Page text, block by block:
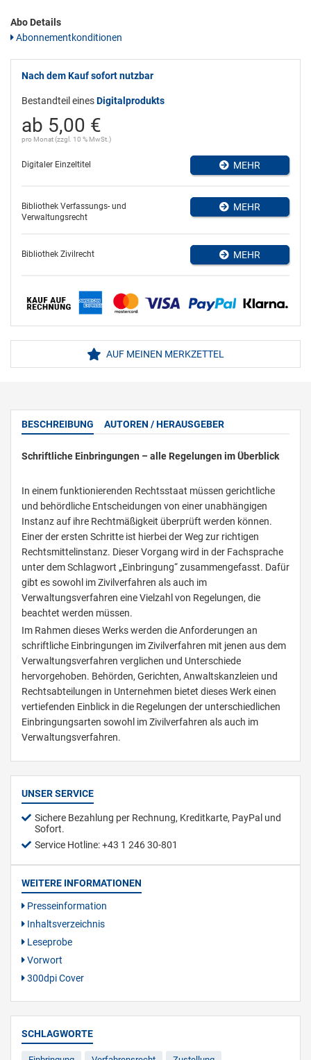
Abo Details
Abonnementkonditionen
Nach dem Kauf sofort nutzbar
Bestandteil einesDigitalprodukts
ab 5,00 €
pro Monat (zzgl. 10 % MwSt.)
Digitaler Einzeltitel MEHR
Bibliothek Verfassungs- und
Verwaltungsrecht
MEHR
Bibliothek Zivilrecht MEHR
AUF MEINEN MERKZETTEL
BESCHREIBUNG AUTOREN / HERAUSGEBER
Schriftliche Einbringungen – alle Regelungen im Überblick
In einem funktionierenden Rechtsstaat müssen gerichtliche
und behördliche Entscheidungen von einer unabhängigen
Instanz auf ihre Rechtmäßigkeit überprüft werden können.
Einer der ersten Schritte ist hierbei der Weg zur richtigen
Rechtsmittelinstanz. Dieser Vorgang wird in der Fachsprache
unter dem Schlagwort „Einbringung“ zusammengefasst. Dafür
gibt es sowohl im Zivilverfahren als auch im
Verwaltungsverfahren eine Vielzahl von Regelungen, die
beachtet werden müssen.
Im Rahmen dieses Werks werden die Anforderungen an
schriftliche Einbringungen im Zivilverfahren mit jenen aus dem
Verwaltungsverfahren verglichen und Unterschiede
hervorgehoben. Behörden, Gerichten, Anwaltskanzleien und
Rechtsabteilungen in Unternehmen bietet dieses Werk einen
vertiefenden Einblick in die Regelungen der unterschiedlichen
Einbringungsarten sowohl im Zivilverfahren als auch im
Verwaltungsverfahren.
UNSER SERVICE
Sichere Bezahlung per Rechnung, Kreditkarte, PayPal und
Sofort.
Service Hotline: +43 1 246 30-801
WEITERE INFORMATIONEN
Presseinformation
Inhaltsverzeichnis
Leseprobe
Vorwort
300dpi Cover
SCHLAGWORTE